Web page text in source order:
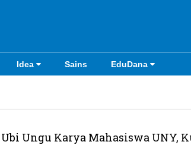
Idea Sains EduDana
Ungu Karya Mahasiswa UNY,